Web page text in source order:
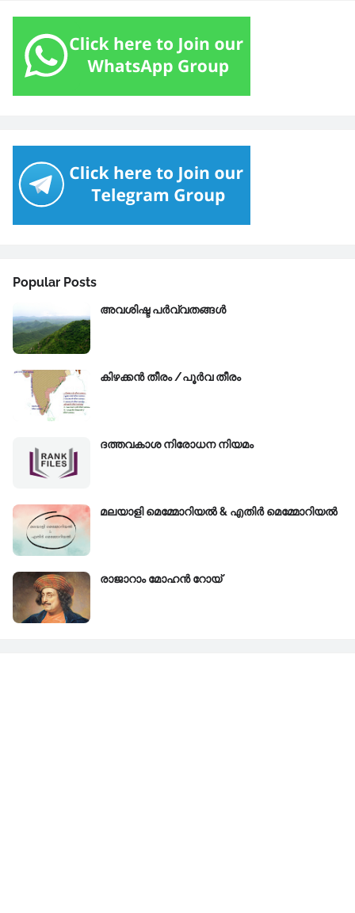
Popular Posts
അവശിഷ്ട പർവ്വതങ്ങൾ
കിഴക്കന്‍ തീരം /പൂർവ തീരം
ദത്തവകാശ നിരോധന നിയമം
മലയാളി മെമ്മോറിയൽ & എതിർ മെമ്മോറിയൽ
രാജാറാം മോഹൻ റോയ്‌